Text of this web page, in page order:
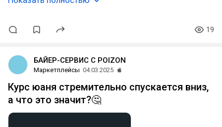
19
БАЙЕР-СЕРВИС С POIZON
Маркетплейсы 04.03.2025
Курс юаня стремительно спускается вниз,
а что это значит?🤔